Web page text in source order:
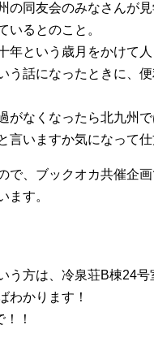
の同友会のみなさんが
いるとのこと。
年という歳月をかけて
う話になったときに、
がなくなったら北九州
言いますか気になって
で、ブックオカ共催企
ます。
う方は、冷泉荘B棟24
わかります！
！